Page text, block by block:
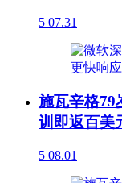
5 07.31
施瓦辛格79
训即返百美
5 08.01